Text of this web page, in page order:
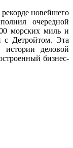
новейшего
очередной
морских миль и
с Детройтом. Эта
истории деловой
бизнес-